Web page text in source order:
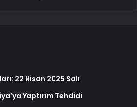
22 Nisan 2025 Salı
Yaptırım Tehdidi